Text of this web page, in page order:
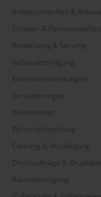
Arbeitssicherheit &
Schüler- &
Bewachung & Security
Gebäudereinigung
Kurierdienstleistungen
Versicherungen
Winterdienst
Wirtschaftsprüfung
Catering & Verpflegung
Druckaufträge &
Bauendreinigung